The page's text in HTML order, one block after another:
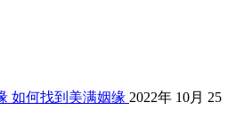
如何找到美满姻缘 2022年 10月 25